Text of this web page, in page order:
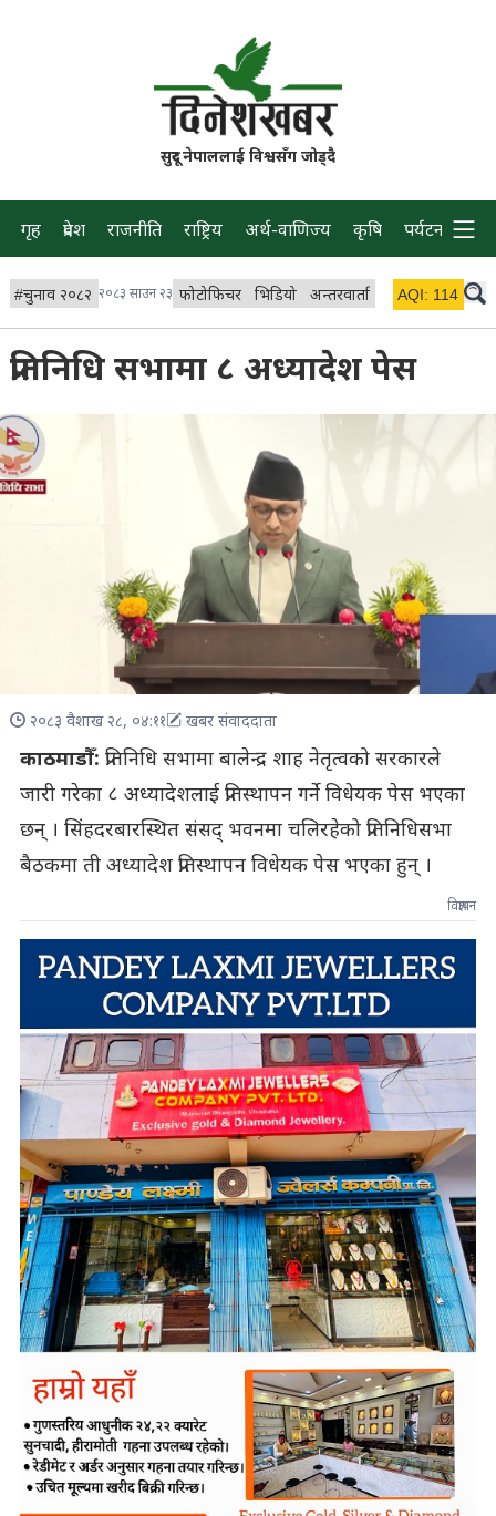
सुदूर नेपाललाई विश्वसँग जोड्दै
गृह प्रदेश राजनीति राष्ट्रिय अर्थ-वाणिज्य कृषि पर्यटन प्रवास
#चुनाव २०८२ २०८३ साउन २३ फोटोफिचर भिडियो अन्तरवार्ता विचार/ब्लग
AQI: 114
प्रतिनिधि सभामा ८ अध्यादेश पेस
२०८३ वैशाख २८, ०४:११ खबर संवाददाता
काठमाडौँ: प्रतिनिधि सभामा बालेन्द्र शाह नेतृत्वको सरकारले
जारी गरेका ८ अध्यादेशलाई प्रतिस्थापन गर्ने विधेयक पेस भएका
छन् । सिंहदरबारस्थित संसद् भवनमा चलिरहेको प्रतिनिधिसभा
बैठकमा ती अध्यादेश प्रतिस्थापन विधेयक पेस भएका हुन् ।
विज्ञापन